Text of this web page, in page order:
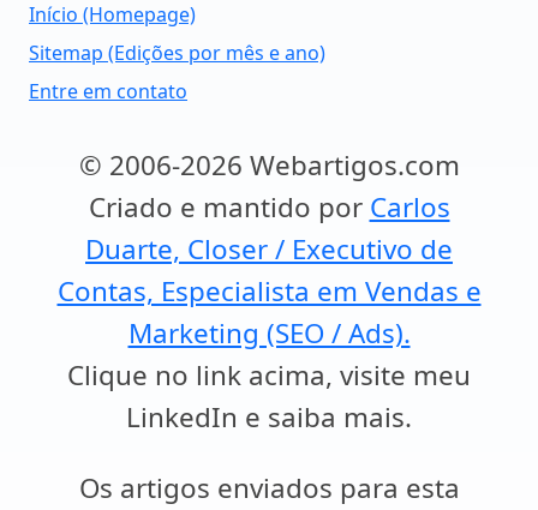
Início (Homepage)
Sitemap (Edições por mês e ano)
Entre em contato
© 2006-2026 Webartigos.com
Criado e mantido por Carlos
Duarte, Closer / Executivo de
Contas, Especialista em Vendas e
Marketing (SEO / Ads).
Clique no link acima, visite meu
LinkedIn e saiba mais.
Os artigos enviados para esta